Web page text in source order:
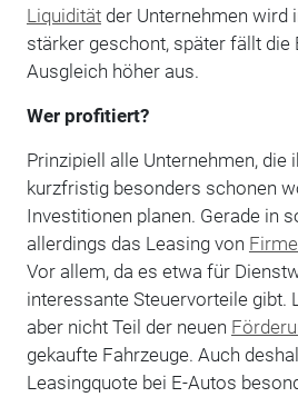
Liquiditätder Unternehmen wird
stärker geschont, später fällt die
Ausgleich höher aus.
Wer profitiert?
Prinzipiell alle Unternehmen, die
kurzfristig besonders schonen
Investitionen planen. Gerade in
allerdings das Leasing von
Vor allem, da es etwa für
interessante Steuervorteile gibt.
aber nicht Teil der neuen
gekaufte Fahrzeuge. Auch
Leasingquote bei E-Autos